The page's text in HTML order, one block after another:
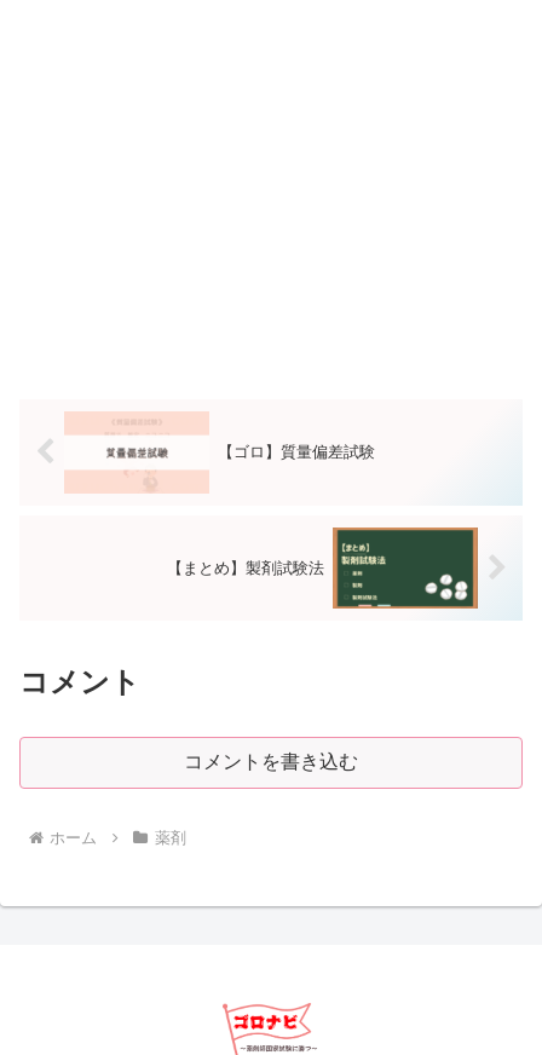
【ゴロ】質量偏差試験
【まとめ】製剤試験法
コメント
コメントを書き込む
ホーム 薬剤